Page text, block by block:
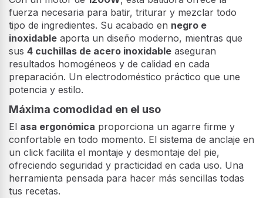
fuerza necesaria para batir, triturar y mezclar todo
tipo de ingredientes. Su acabado en negro e
inoxidable aporta un diseño moderno, mientras que
sus 4 cuchillas de acero inoxidable aseguran
resultados homogéneos y de calidad en cada
preparación. Un electrodoméstico práctico que une
potencia y estilo.
Máxima comodidad en el uso
El asa ergonómica proporciona un agarre firme y
confortable en todo momento. El sistema de anclaje en
un click facilita el montaje y desmontaje del pie,
ofreciendo seguridad y practicidad en cada uso. Una
herramienta pensada para hacer más sencillas todas
tus recetas.